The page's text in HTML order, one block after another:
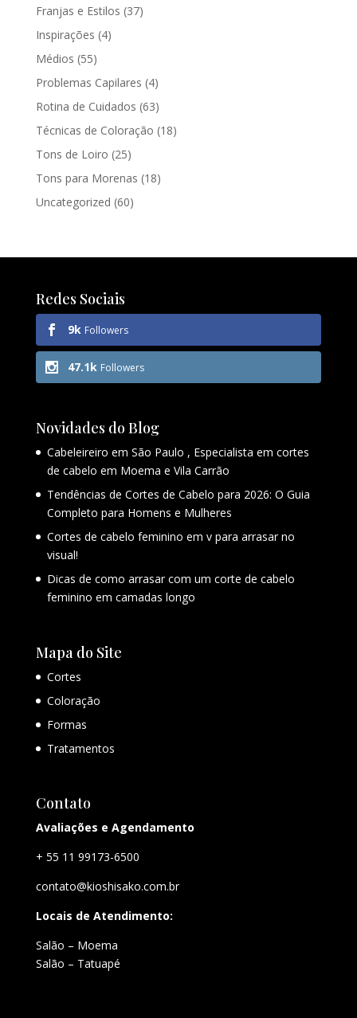
Franjas e Estilos (37)
Inspirações (4)
Médios (55)
Problemas Capilares (4)
Rotina de Cuidados (63)
Técnicas de Coloração (18)
Tons de Loiro (25)
Tons para Morenas (18)
Uncategorized (60)
Redes Sociais
9k Followers
47.1k Followers
Novidades do Blog
Cabeleireiro em São Paulo , Especialista em cortes
de cabelo em Moema e Vila Carrão
Tendências de Cortes de Cabelo para 2026: O Guia
Completo para Homens e Mulheres
Cortes de cabelo feminino em v para arrasar no
visual!
Dicas de como arrasar com um corte de cabelo
feminino em camadas longo
Mapa do Site
Cortes
Coloração
Formas
Tratamentos
Contato
Avaliações e Agendamento
+ 55 11 99173-6500
contato@kioshisako.com.br
Locais de Atendimento:
Salão – Moema
Salão – Tatuapé